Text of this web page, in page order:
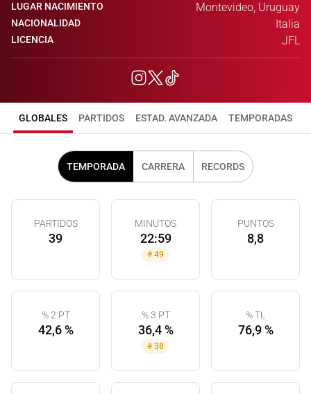
LUGAR NACIMIENTO Montevideo, Uruguay
NACIONALIDAD Italia
LICENCIA JFL
GLOBALES PARTIDOS ESTAD. AVANZADA TEMPORADAS
TEMPORADA CARRERA RECORDS
PARTIDOS
39
MINUTOS
22:59
# 49
PUNTOS
8,8
% 2 PT
42,6 %
% 3 PT
36,4 %
# 38
% TL
76,9 %